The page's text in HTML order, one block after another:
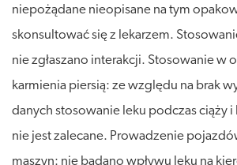
niepożądane nieopisane na tym
skonsultować się z lekarzem.
nie zgłaszano interakcji. Stosowanie w
karmienia piersią: ze względu na brak
danych stosowanie leku podczas ciąży i
nie jest zalecane. Prowadzenie
maszyn: nie badano wpływu leku na